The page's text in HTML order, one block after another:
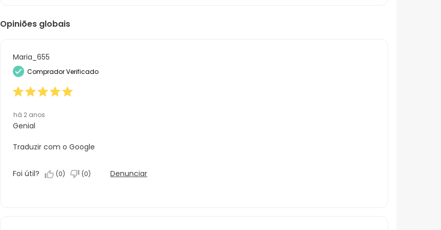
Opiniões globais
Maria_655
Comprador Verificado
há 2 anos
Genial
Traduzir com o Google
Foi útil? (0) (0) Denunciar